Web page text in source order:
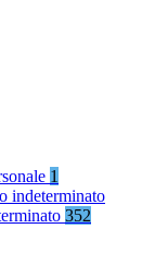
1
indeterminato
352